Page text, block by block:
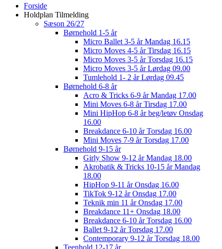
Close
Menu
Forside
Holdplan Tilmelding
Sæson 26/27
Børnehold 1-5 år
Micro Ballet 3-5 år Mandag 16.15
Micro Moves 4-5 år Tirsdag 16.15
Micro Moves 3-5 år Torsdag 16.15
Micro Moves 3-5 år Lørdag 09.00
Tumlehold 1- 2 år Lørdag 09.45
Børnehold 6-8 år
Acro & Tricks 6-9 år Mandag 17.00
Mini Moves 6-8 år Tirsdag 17.00
Mini HipHop 6-8 år beg/letøv Onsdag
16.00
Breakdance 6-10 år Torsdag 16.00
Mini Moves 7-9 år Torsdag 17.00
Børnehold 9-15 år
Girly Show 9-12 år Mandag 18.00
Akrobatik & Tricks 10-15 år Mandag
18.00
HipHop 9-11 år Onsdag 16.00
TikTok 9-12 år Onsdag 17.00
Teknik min 11 år Onsdag 17.00
Breakdance 11+ Onsdag 18.00
Breakdance 6-10 år Torsdag 16.00
Ballet 9-12 år Torsdag 17.00
Contemporary 9-12 år Torsdag 18.00
Teenhold 12-17 år